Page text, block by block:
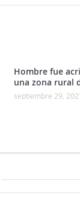
Hombre fue
una zona rural
septiembre 29,